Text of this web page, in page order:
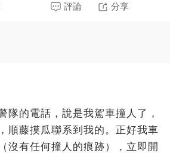
評論 分享
隊的電話，說是我駕車撞人了，
順藤摸瓜聯系到我的。正好我車
沒有任何撞人的痕跡），立即開